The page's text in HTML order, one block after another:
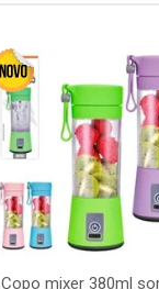
Copo mixer 380ml